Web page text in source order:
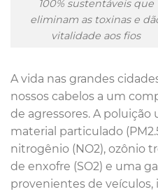
100% sustentáveis que
eliminam as toxinas e
vitalidade aos fios
A vida nas grandes
nossos cabelos a um
de agressores. A
material particulado
nitrogênio (NO2), ozônio
de enxofre (SO2) e uma
provenientes de